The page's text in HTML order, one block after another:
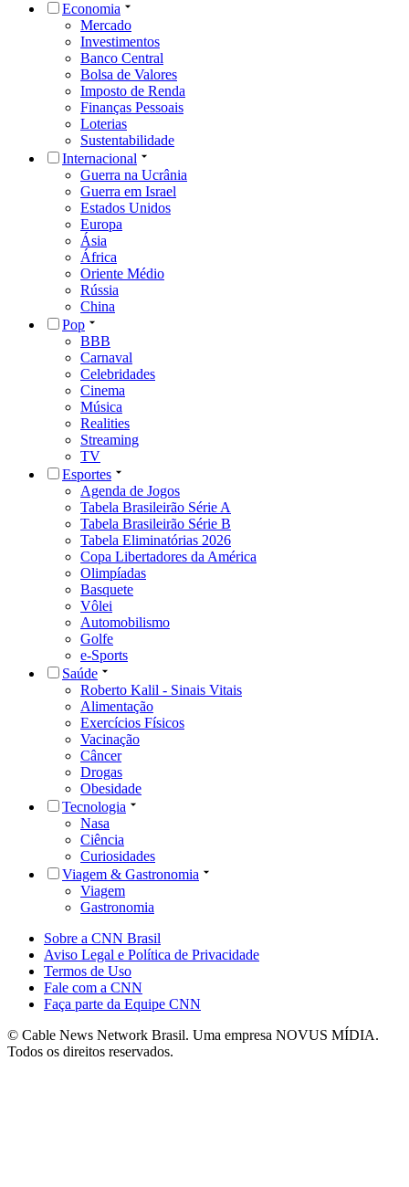
Economia
Mercado
Investimentos
Banco Central
Bolsa de Valores
Imposto de Renda
Finanças Pessoais
Loterias
Sustentabilidade
Internacional
Guerra na Ucrânia
Guerra em Israel
Estados Unidos
Europa
Ásia
África
Oriente Médio
Rússia
China
Pop
BBB
Carnaval
Celebridades
Cinema
Música
Realities
Streaming
TV
Esportes
Agenda de Jogos
Tabela Brasileirão Série A
Tabela Brasileirão Série B
Tabela Eliminatórias 2026
Copa Libertadores da América
Olimpíadas
Basquete
Vôlei
Automobilismo
Golfe
e-Sports
Saúde
Roberto Kalil - Sinais Vitais
Alimentação
Exercícios Físicos
Vacinação
Câncer
Drogas
Obesidade
Tecnologia
Nasa
Ciência
Curiosidades
Viagem & Gastronomia
Viagem
Gastronomia
Sobre a CNN Brasil
Aviso Legal e Política de Privacidade
Termos de Uso
Fale com a CNN
Faça parte da Equipe CNN
© Cable News Network Brasil. Uma empresa NOVUS MÍDIA.
Todos os direitos reservados.